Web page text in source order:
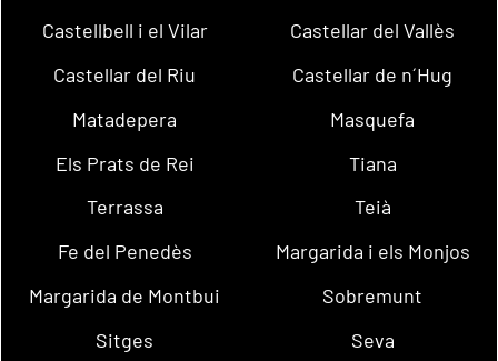
Castellbell i el Vilar
Castellar del Vallès
Castellar del Riu
Castellar de n´Hug
Matadepera
Masquefa
Els Prats de Rei
Tiana
Terrassa
Teià
Fe del Penedès
Margarida i els Monjos
Margarida de Montbui
Sobremunt
Sitges
Seva